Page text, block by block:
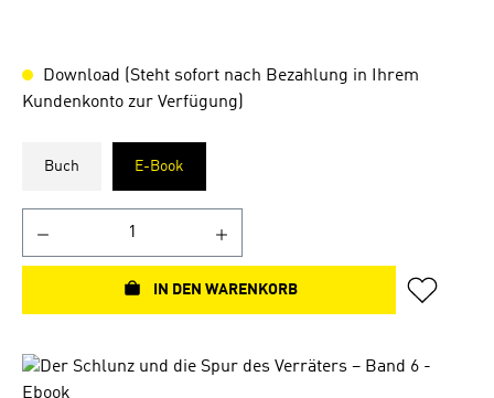
Download (Steht sofort nach Bezahlung in Ihrem
Kundenkonto zur Verfügung)
Buch E-Book
IN DEN WARENKORB
Bildergalerie überspringen